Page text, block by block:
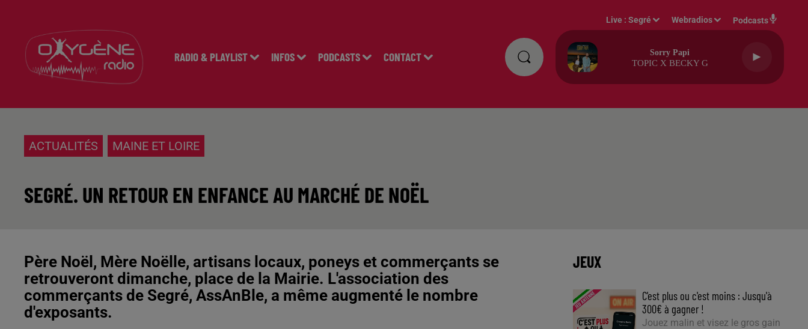
RADIO & PLAYLIST INFOS PODCASTS CONTACT
Live :Segré Webradios Podcasts
Sorry Papi
TOPIC X BECKY G
ACTUALITÉS MAINE ET LOIRE
SEGRÉ. UN RETOUR EN ENFANCE AU MARCHÉ DE NOËL
Père Noël, Mère Noëlle, artisans locaux, poneys et commerçants se
retrouveront dimanche, place de la Mairie. L'association des
commerçants de Segré, AssAnBle, a même augmenté le nombre
d'exposants.
JEUX
C'est plus ou c'est moins : Jusqu'à
300€ à gagner !
Jouez malin et visez le gros gain